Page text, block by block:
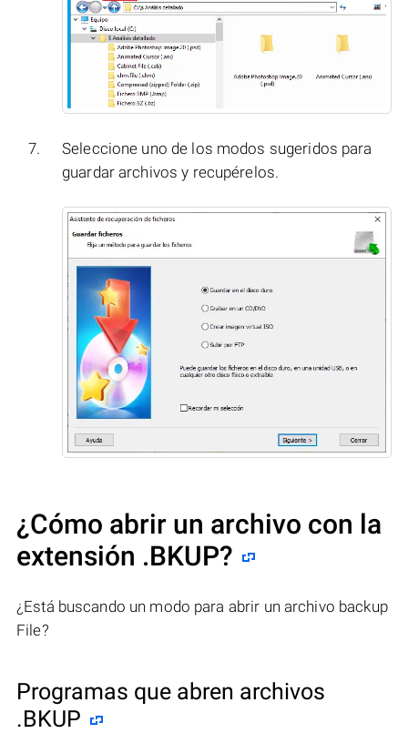
Seleccione uno de los modos sugeridos para
guardar archivos y recupérelos.
¿Cómo abrir un archivo con la
extensión .BKUP?
¿Está buscando un modo para abrir un archivo backup
File?
Programas que abren archivos
.BKUP